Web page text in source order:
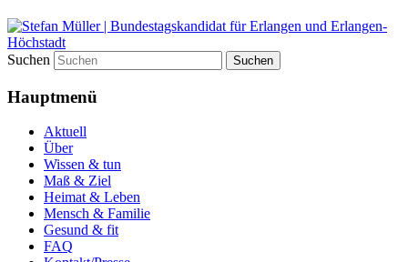
Suchen
Hauptmenü
Aktuell
Über
Wissen & tun
Maß & Ziel
Heimat & Leben
Mensch & Familie
Gesund & fit
FAQ